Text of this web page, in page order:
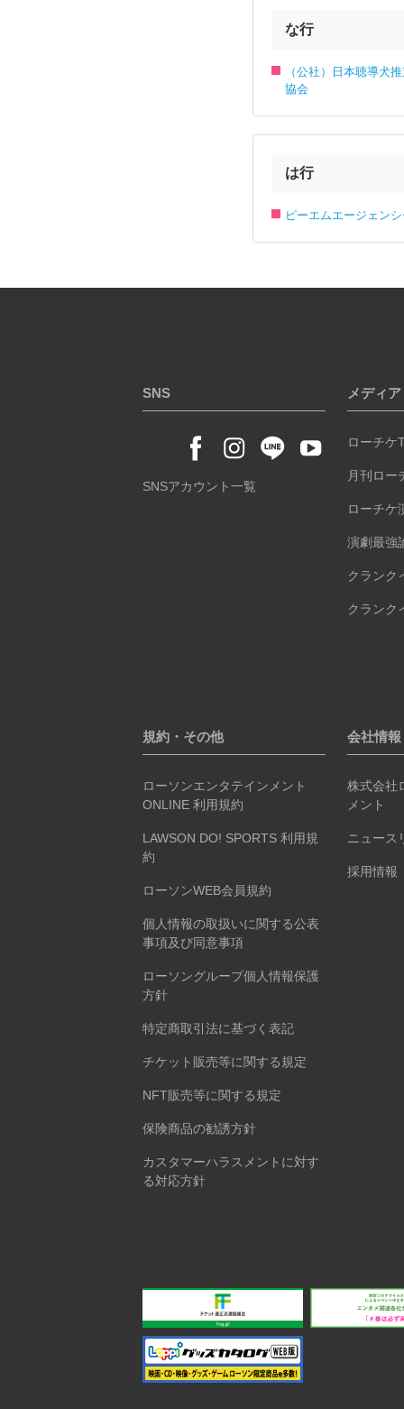
な行
（公社）日本聴導犬
協会
は行
ピーエムエージェン
SNS
SNSアカウント一覧
メディア
ローチケ
月刊ロー
ローチケ
演劇最強
クランク
クランク
規約・その他
ローソンエンタテインメント
ONLINE 利用規約
LAWSON DO! SPORTS 利用規
約
ローソンWEB会員規約
個人情報の取扱いに関する公表
事項及び同意事項
ローソングループ個人情報保護
方針
特定商取引法に基づく表記
チケット販売等に関する規定
NFT販売等に関する規定
保険商品の勧誘方針
カスタマーハラスメントに対す
る対応方針
会社情報
株式会社
メント
ニュース
採用情報